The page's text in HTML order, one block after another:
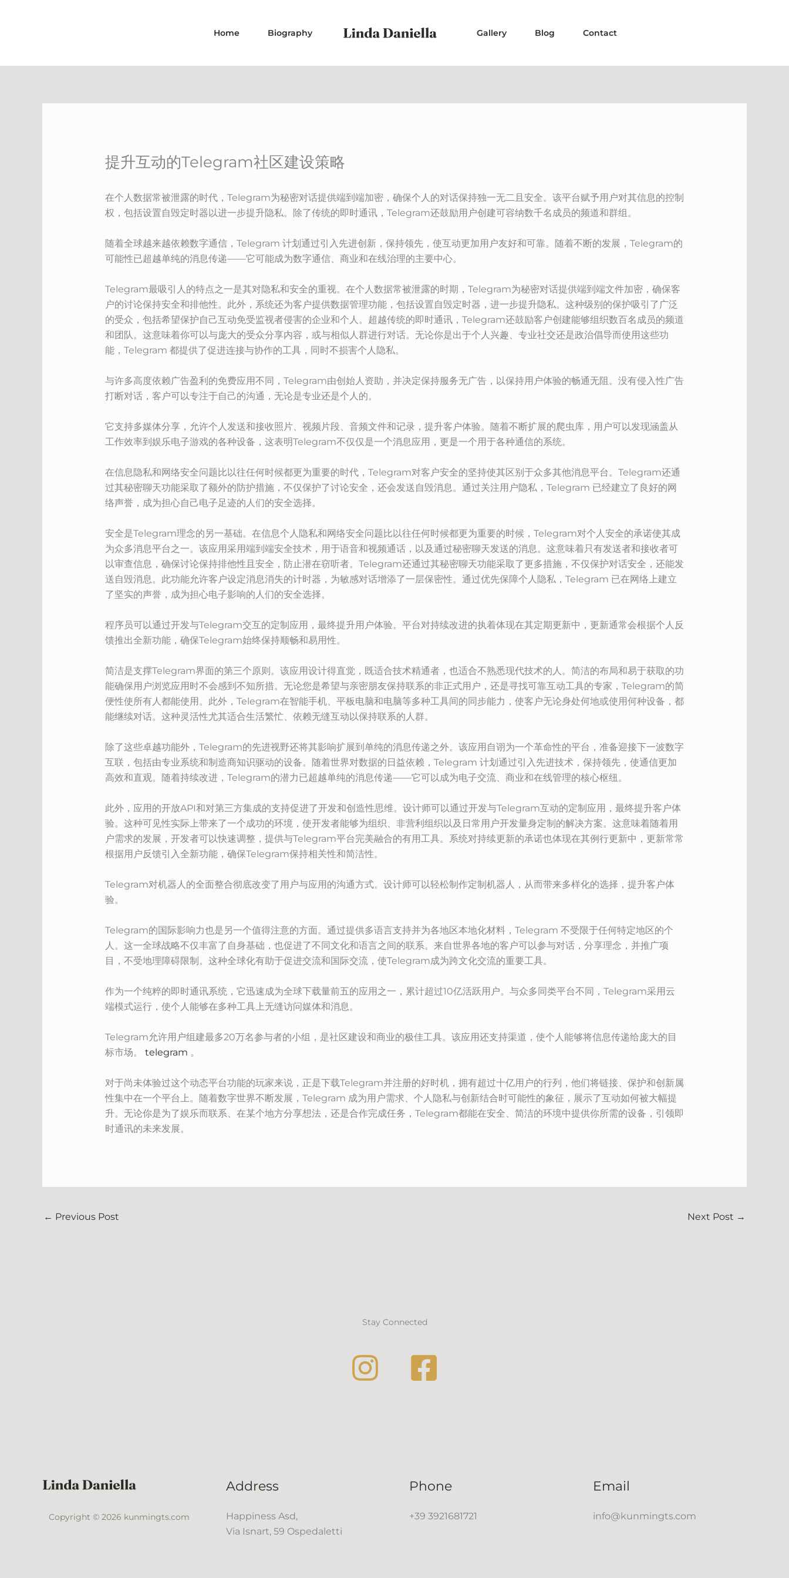
Home Biography Gallery Blog Contact
提升互动的Telegram社区建设策略
在个人数据常被泄露的时代，Telegram为秘密对话提供端到端加密，确保个人的对话保持独一无二且安全。该平台赋予用户对其信息的控制
权，包括设置自毁定时器以进一步提升隐私。除了传统的即时通讯，Telegram还鼓励用户创建可容纳数千名成员的频道和群组。
随着全球越来越依赖数字通信，Telegram 计划通过引入先进创新，保持领先，使互动更加用户友好和可靠。随着不断的发展，Telegram的
可能性已超越单纯的消息传递——它可能成为数字通信、商业和在线治理的主要中心。
Telegram最吸引人的特点之一是其对隐私和安全的重视。在个人数据常被泄露的时期，Telegram为秘密对话提供端到端文件加密，确保客
户的讨论保持安全和排他性。此外，系统还为客户提供数据管理功能，包括设置自毁定时器，进一步提升隐私。这种级别的保护吸引了广泛
的受众，包括希望保护自己互动免受监视者侵害的企业和个人。超越传统的即时通讯，Telegram还鼓励客户创建能够组织数百名成员的频道
和团队。这意味着你可以与庞大的受众分享内容，或与相似人群进行对话。无论你是出于个人兴趣、专业社交还是政治倡导而使用这些功
能，Telegram 都提供了促进连接与协作的工具，同时不损害个人隐私。
与许多高度依赖广告盈利的免费应用不同，Telegram由创始人资助，并决定保持服务无广告，以保持用户体验的畅通无阻。没有侵入性广告
打断对话，客户可以专注于自己的沟通，无论是专业还是个人的。
它支持多媒体分享，允许个人发送和接收照片、视频片段、音频文件和记录，提升客户体验。随着不断扩展的爬虫库，用户可以发现涵盖从
工作效率到娱乐电子游戏的各种设备，这表明Telegram不仅仅是一个消息应用，更是一个用于各种通信的系统。
在信息隐私和网络安全问题比以往任何时候都更为重要的时代，Telegram对客户安全的坚持使其区别于众多其他消息平台。Telegram还通
过其秘密聊天功能采取了额外的防护措施，不仅保护了讨论安全，还会发送自毁消息。通过关注用户隐私，Telegram 已经建立了良好的网
络声誉，成为担心自己电子足迹的人们的安全选择。
安全是Telegram理念的另一基础。在信息个人隐私和网络安全问题比以往任何时候都更为重要的时候，Telegram对个人安全的承诺使其成
为众多消息平台之一。该应用采用端到端安全技术，用于语音和视频通话，以及通过秘密聊天发送的消息。这意味着只有发送者和接收者可
以审查信息，确保讨论保持排他性且安全，防止潜在窃听者。Telegram还通过其秘密聊天功能采取了更多措施，不仅保护对话安全，还能发
送自毁消息。此功能允许客户设定消息消失的计时器，为敏感对话增添了一层保密性。通过优先保障个人隐私，Telegram 已在网络上建立
了坚实的声誉，成为担心电子影响的人们的安全选择。
程序员可以通过开发与Telegram交互的定制应用，最终提升用户体验。平台对持续改进的执着体现在其定期更新中，更新通常会根据个人反
馈推出全新功能，确保Telegram始终保持顺畅和易用性。
简洁是支撑Telegram界面的第三个原则。该应用设计得直觉，既适合技术精通者，也适合不熟悉现代技术的人。简洁的布局和易于获取的功
能确保用户浏览应用时不会感到不知所措。无论您是希望与亲密朋友保持联系的非正式用户，还是寻找可靠互动工具的专家，Telegram的简
便性使所有人都能使用。此外，Telegram在智能手机、平板电脑和电脑等多种工具间的同步能力，使客户无论身处何地或使用何种设备，都
能继续对话。这种灵活性尤其适合生活繁忙、依赖无缝互动以保持联系的人群。
除了这些卓越功能外，Telegram的先进视野还将其影响扩展到单纯的消息传递之外。该应用自诩为一个革命性的平台，准备迎接下一波数字
互联，包括由专业系统和制造商知识驱动的设备。随着世界对数据的日益依赖，Telegram 计划通过引入先进技术，保持领先，使通信更加
高效和直观。随着持续改进，Telegram的潜力已超越单纯的消息传递——它可以成为电子交流、商业和在线管理的核心枢纽。
此外，应用的开放API和对第三方集成的支持促进了开发和创造性思维。设计师可以通过开发与Telegram互动的定制应用，最终提升客户体
验。这种可见性实际上带来了一个成功的环境，使开发者能够为组织、非营利组织以及日常用户开发量身定制的解决方案。这意味着随着用
户需求的发展，开发者可以快速调整，提供与Telegram平台完美融合的有用工具。系统对持续更新的承诺也体现在其例行更新中，更新常常
根据用户反馈引入全新功能，确保Telegram保持相关性和简洁性。
Telegram对机器人的全面整合彻底改变了用户与应用的沟通方式。设计师可以轻松制作定制机器人，从而带来多样化的选择，提升客户体
验。
Telegram的国际影响力也是另一个值得注意的方面。通过提供多语言支持并为各地区本地化材料，Telegram 不受限于任何特定地区的个
人。这一全球战略不仅丰富了自身基础，也促进了不同文化和语言之间的联系。来自世界各地的客户可以参与对话，分享理念，并推广项
目，不受地理障碍限制。这种全球化有助于促进交流和国际交流，使Telegram成为跨文化交流的重要工具。
作为一个纯粹的即时通讯系统，它迅速成为全球下载量前五的应用之一，累计超过10亿活跃用户。与众多同类平台不同，Telegram采用云
端模式运行，使个人能够在多种工具上无缝访问媒体和消息。
Telegram允许用户组建最多20万名参与者的小组，是社区建设和商业的极佳工具。该应用还支持渠道，使个人能够将信息传递给庞大的目
标市场。 telegram 。
对于尚未体验过这个动态平台功能的玩家来说，正是下载Telegram并注册的好时机，拥有超过十亿用户的行列，他们将链接、保护和创新属
性集中在一个平台上。随着数字世界不断发展，Telegram 成为用户需求、个人隐私与创新结合时可能性的象征，展示了互动如何被大幅提
升。无论你是为了娱乐而联系、在某个地方分享想法，还是合作完成任务，Telegram都能在安全、简洁的环境中提供你所需的设备，引领即
时通讯的未来发展。
← Previous Post Next Post →
Stay Connected
Copyright © 2026 kunmingts.com
Address
Happiness Asd,
Via Isnart, 59 Ospedaletti
Phone
+39 3921681721
Email
info@kunmingts.com